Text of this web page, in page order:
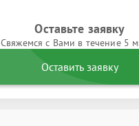
Оставьте заявку
Свяжемся с Вами в течение 5
Оставить заявку